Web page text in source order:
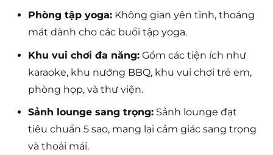
Phòng tập yoga:Không gian yên tĩnh, thoáng
mát dành cho các buổi tập yoga.
Khu vui chơi đa năng:Gồm các tiện ích như
karaoke, khu nướng BBQ, khu vui chơi trẻ em,
phòng họp, và thư viện.
Sảnh lounge sang trọng:Sảnh lounge đạt
tiêu chuẩn 5 sao, mang lại cảm giác sang trọng
và thoải mái.